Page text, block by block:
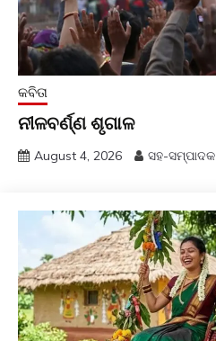
କବିତା
ନୀଳବର୍ଣ୍ଣ ଶୃଗାଳ
August 4, 2026 ସହ-ସମ୍ପାଦକ